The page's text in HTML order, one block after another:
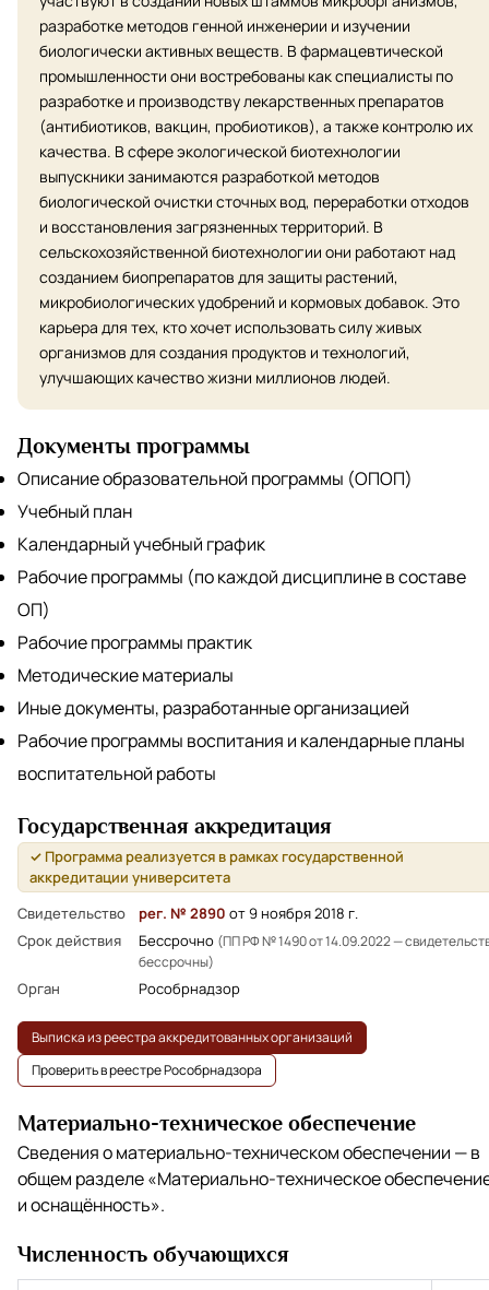
разработке методов генной инженерии и изучении
биологически активных веществ. В фармацевтической
промышленности они востребованы как специалисты по
разработке и производству лекарственных препаратов
(антибиотиков, вакцин, пробиотиков), а также контролю их
качества. В сфере экологической биотехнологии
выпускники занимаются разработкой методов
биологической очистки сточных вод, переработки отходов
и восстановления загрязненных территорий. В
сельскохозяйственной биотехнологии они работают над
созданием биопрепаратов для защиты растений,
микробиологических удобрений и кормовых добавок. Это
карьера для тех, кто хочет использовать силу живых
организмов для создания продуктов и технологий,
улучшающих качество жизни миллионов людей.
Документы программы
Описание образовательной программы (ОПОП)
Учебный план
Календарный учебный график
Рабочие программы (по каждой дисциплине в составе
ОП)
Рабочие программы практик
Методические материалы
Иные документы, разработанные организацией
Рабочие программы воспитания и календарные планы
воспитательной работы
Государственная аккредитация
✓ Программа реализуется в рамках государственной
аккредитации университета
Свидетельство
рег. № 2890 от 9 ноября 2018 г.
Срок действия
Бессрочно (ПП РФ № 1490 от 14.09.2022 —
бессрочны)
Орган Рособрнадзор
Выписка из реестра аккредитованных организаций
Проверить в реестре Рособрнадзора
Материально-техническое обеспечение
Сведения о материально-техническом обеспечении — в
общем разделе«Материально-техническое
и оснащённость».
Численность обучающихся